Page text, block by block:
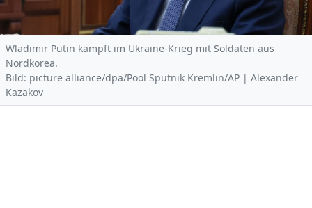
Wladimir Putin kämpft im Ukraine-Krieg mit Soldaten aus
Nordkorea.
Bild: picture alliance/dpa/Pool Sputnik Kremlin/AP | Alexander
Kazakov